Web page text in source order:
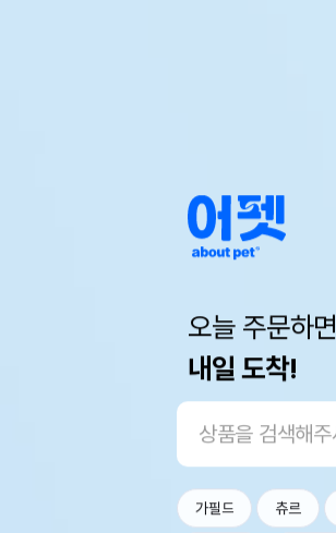
오늘 주문하면
내일 도착!
가필드 츄르